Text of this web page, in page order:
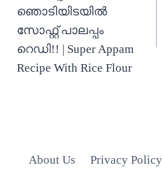
ഞൊടിയിടയിൽ
സോഫ്റ്റ് പാലപ്പം
റെഡി!! | Super Appam
Recipe With Rice Flour
About Us Privacy Policy